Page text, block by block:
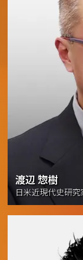
渡辺 惣樹
日米近現代史研究